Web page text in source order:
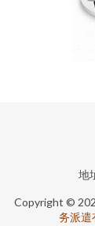
地
Copyright ©
务派遣